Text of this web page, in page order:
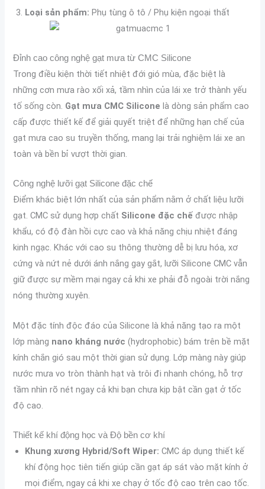
Loại sản phẩm: Phụ tùng ô tô / Phụ kiện ngoại thất
Đỉnh cao công nghệ gạt mưa từ CMC Silicone
Trong điều kiện thời tiết nhiệt đới gió mùa, đặc biệt là
những cơn mưa rào xối xả, tầm nhìn của lái xe trở thành yếu
tố sống còn. Gạt mưa CMC Silicone là dòng sản phẩm cao
cấp được thiết kế để giải quyết triệt để những hạn chế của
gạt mưa cao su truyền thống, mang lại trải nghiệm lái xe an
toàn và bền bỉ vượt thời gian.
Công nghệ lưỡi gạt Silicone đặc chế
Điểm khác biệt lớn nhất của sản phẩm nằm ở chất liệu lưỡi
gạt. CMC sử dụng hợp chất Silicone đặc chế được nhập
khẩu, có độ đàn hồi cực cao và khả năng chịu nhiệt đáng
kinh ngạc. Khác với cao su thông thường dễ bị lưu hóa, xơ
cứng và nứt nẻ dưới ánh nắng gay gắt, lưỡi Silicone CMC vẫn
giữ được sự mềm mại ngay cả khi xe phải đỗ ngoài trời nắng
nóng thường xuyên.
Một đặc tính độc đáo của Silicone là khả năng tạo ra một
lớp màng nano kháng nước (hydrophobic) bám trên bề mặt
kính chắn gió sau một thời gian sử dụng. Lớp màng này giúp
nước mưa vo tròn thành hạt và trôi đi nhanh chóng, hỗ trợ
tầm nhìn rõ nét ngay cả khi bạn chưa kịp bật cần gạt ở tốc
độ cao.
Thiết kế khí động học và Độ bền cơ khí
Khung xương Hybrid/Soft Wiper: CMC áp dụng thiết kế
khí động học tiên tiến giúp cần gạt áp sát vào mặt kính ở
mọi điểm, ngay cả khi xe chạy ở tốc độ cao trên cao tốc.